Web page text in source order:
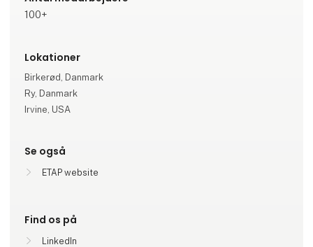
100+
Lokationer
Birkerød, Danmark
Ry, Danmark
Irvine, USA
Se også
ETAP website
Find os på
LinkedIn